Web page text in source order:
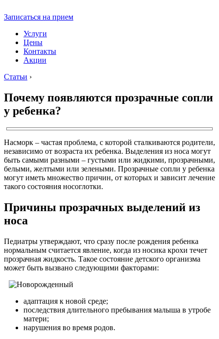
Записаться на прием
Услуги
Цены
Контакты
Акции
Статьи ›
Почему появляются прозрачные сопли
у ребенка?
Насморк – частая проблема, с которой сталкиваются родители,
независимо от возраста их ребенка. Выделения из носа могут
быть самыми разными – густыми или жидкими, прозрачными,
белыми, желтыми или зелеными. Прозрачные сопли у ребенка
могут иметь множество причин, от которых и зависит лечение
такого состояния носоглотки.
Причины прозрачных выделений из
носа
Педиатры утверждают, что сразу после рождения ребенка
нормальным считается явление, когда из носика крохи течет
прозрачная жидкость. Такое состояние детского организма
может быть вызвано следующими факторами:
адаптация к новой среде;
последствия длительного пребывания малыша в утробе
матери;
нарушения во время родов.